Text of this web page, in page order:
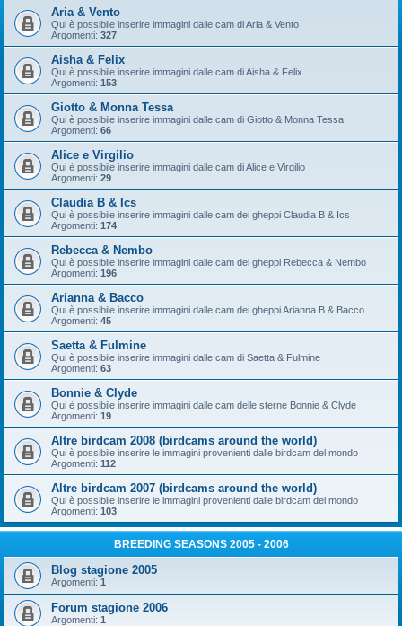
Aria & Vento
Qui è possibile inserire immagini dalle cam di Aria & Vento
Argomenti: 327
Aisha & Felix
Qui è possibile inserire immagini dalle cam di Aisha & Felix
Argomenti: 153
Giotto & Monna Tessa
Qui è possibile inserire immagini dalle cam di Giotto & Monna Tessa
Argomenti: 66
Alice e Virgilio
Qui è possibile inserire immagini dalle cam di Alice e Virgilio
Argomenti: 29
Claudia B & Ics
Qui è possibile inserire immagini dalle cam dei gheppi Claudia B & Ics
Argomenti: 174
Rebecca & Nembo
Qui è possibile inserire immagini dalle cam dei gheppi Rebecca & Nembo
Argomenti: 196
Arianna & Bacco
Qui è possibile inserire immagini dalle cam dei gheppi Arianna B & Bacco
Argomenti: 45
Saetta & Fulmine
Qui è possibile inserire immagini dalle cam di Saetta & Fulmine
Argomenti: 63
Bonnie & Clyde
Qui è possibile inserire immagini dalle cam delle sterne Bonnie & Clyde
Argomenti: 19
Altre birdcam 2008 (birdcams around the world)
Qui è possibile inserire le immagini provenienti dalle birdcam del mondo
Argomenti: 112
Altre birdcam 2007 (birdcams around the world)
Qui è possibile inserire le immagini provenienti dalle birdcam del mondo
Argomenti: 103
BREEDING SEASONS 2005 - 2006
Blog stagione 2005
Argomenti: 1
Forum stagione 2006
Argomenti: 1